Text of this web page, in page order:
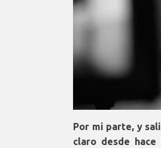
Por mi parte, y
claro desde